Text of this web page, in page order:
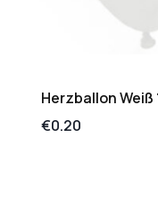
Herzballon Weiß
€0.20